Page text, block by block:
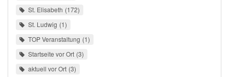
St. Elisabeth 172
St. Ludwig 1
TOP Veranstaltung 1
Startseite vor Ort 3
aktuell vor Ort 3